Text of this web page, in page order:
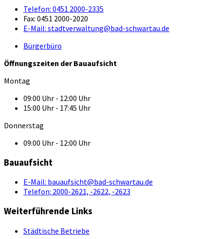
Telefon: 0451 2000-2335
Fax: 0451 2000-2020
E-Mail: stadtverwaltung@bad-schwartau.de
Bürgerbüro
Öffnungszeiten der Bauaufsicht
Montag
09:00 Uhr - 12:00 Uhr
15:00 Uhr - 17:45 Uhr
Donnerstag
09:00 Uhr - 12:00 Uhr
Bauaufsicht
E-Mail: bauaufsicht@bad-schwartau.de
Telefon: 2000-2621, -2622, -2623
Weiterführende Links
Städtische Betriebe